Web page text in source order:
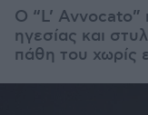
O “L’
ηγεσίας και
πάθη του χωρίς